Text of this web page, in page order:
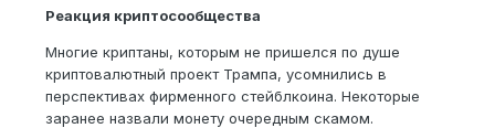
Реакция криптосообщества
Многие криптаны, которым не пришелся по душе
криптовалютный проект Трампа, усомнились в
перспективах фирменного стейблкоина. Некоторые
заранее назвали монету очередным скамом.